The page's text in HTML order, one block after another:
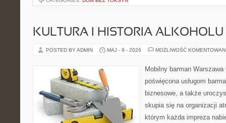
KULTURA I HISTORIA ALKOHOLU
POSTED BY ADMIN MAJ - 9 - 2026 MOŻLIWOŚĆ
Mobilny barman
poświęcona usługom
biznesowe, a także
skupia się na organizacji
którym każda impreza